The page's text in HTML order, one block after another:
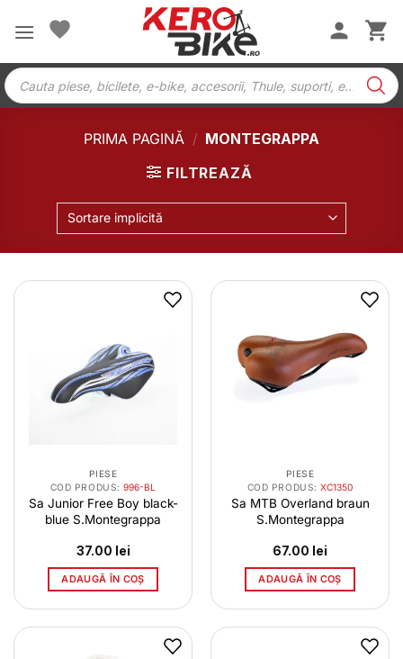
Products
search
PRIMA PAGINĂ / MONTEGRAPPA
FILTREAZĂ
Sortare implicită
PIESE
COD PRODUS:996-BL
Sa Junior Free Boy black-
blue S.Montegrappa
37.00 lei
ADAUGĂ ÎN COȘ
PIESE
COD PRODUS:XC1350
Sa MTB Overland braun
S.Montegrappa
67.00 lei
ADAUGĂ ÎN COȘ